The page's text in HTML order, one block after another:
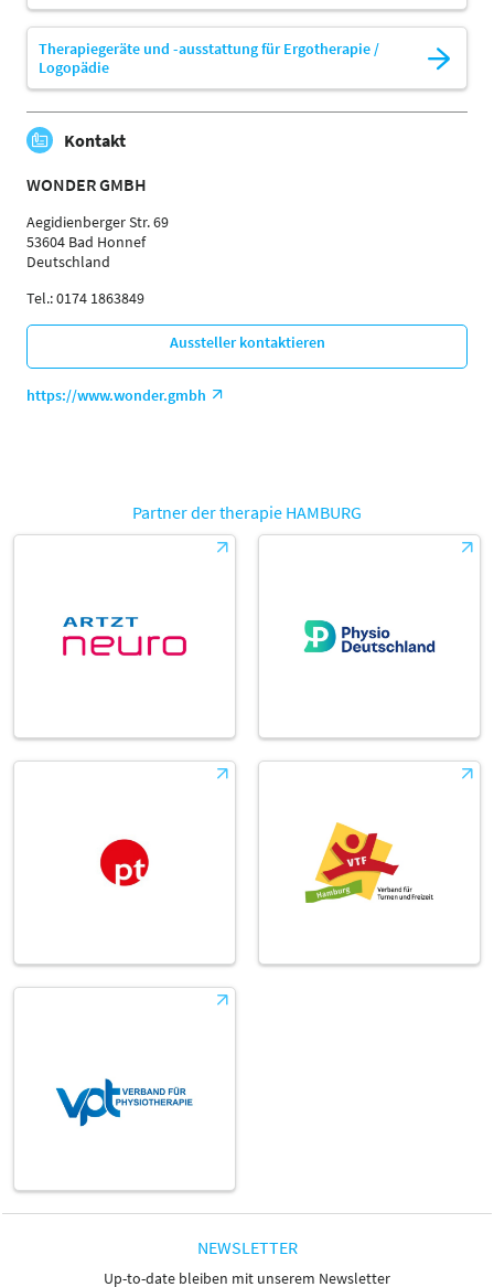
Therapiegeräte und -ausstattung für Ergotherapie /
Logopädie
Kontakt
WONDER GMBH
Aegidienberger Str. 69
53604 Bad Honnef
Deutschland
Tel.: 0174 1863849
Aussteller kontaktieren
https://www.wonder.gmbh
Partner der therapie HAMBURG
NEWSLETTER
Up-to-date bleiben mit unserem Newsletter